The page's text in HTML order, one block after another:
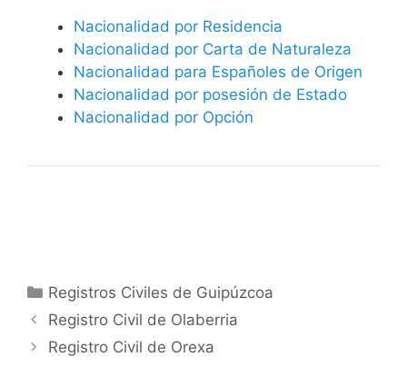
Nacionalidad por Residencia
Nacionalidad por Carta de Naturaleza
Nacionalidad para Españoles de Origen
Nacionalidad por posesión de Estado
Nacionalidad por Opción
Categorías
Registros Civiles de Guipúzcoa
Registro Civil de Olaberria
Registro Civil de Orexa